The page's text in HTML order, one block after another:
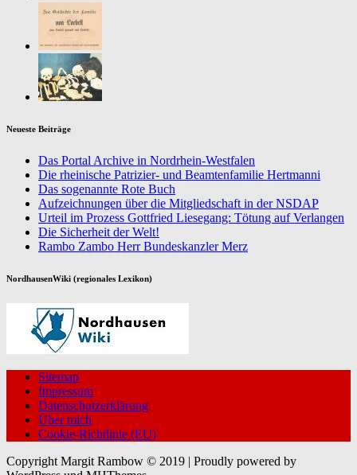
Neueste Beiträge
Das Portal Archive in Nordrhein-Westfalen
Die rheinische Patrizier- und Beamtenfamilie Hertmanni
Das sogenannte Rote Buch
Aufzeichnungen über die Mitgliedschaft in der NSDAP
Urteil im Prozess Gottfried Liesegang: Tötung auf Verlangen
Die Sicherheit der Welt!
Rambo Zambo Herr Bundeskanzler Merz
NordhausenWiki (regionales Lexikon)
Sitemap
Impressum
Datenschutzerklärung
Über mich
Cookie-Richtlinie (EU)
Copyright Margit Rambow © 2019 | Proudly powered by